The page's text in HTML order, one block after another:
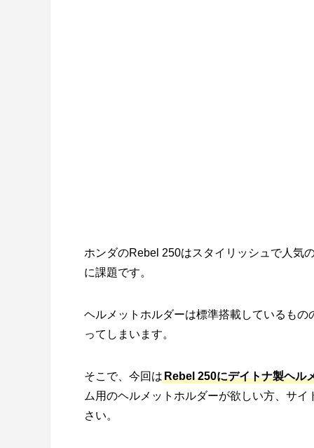
ホンダのRebel 250はスタイリッシュで人気
に課題です。
ヘルメットホルダーは標準搭載しているも
ってしまいます。
そこで、今回はRebel 250にデイトナ製ヘル
ム用のヘルメットホルダーが欲しい方、サ
さい。